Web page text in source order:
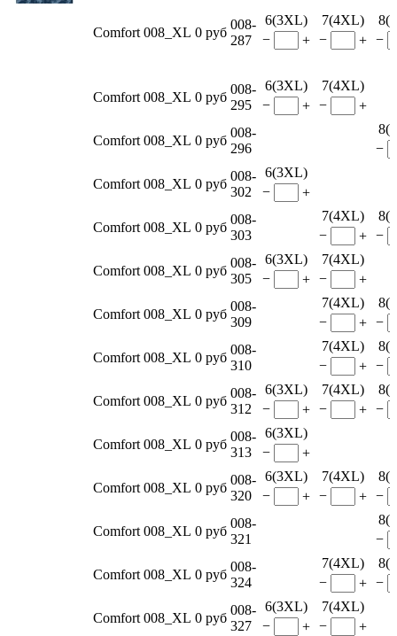
Comfort 008_XL 0 руб
008-
287
6(3XL)
−
+
7(4XL)
−
+ −
Comfort 008_XL 0 руб
008-
295
6(3XL)
−
+
7(4XL)
−
+
Comfort 008_XL 0 руб
008-
296
−
Comfort 008_XL 0 руб
008-
302
6(3XL)
−
+
Comfort 008_XL 0 руб
008-
303
7(4XL)
−
+ −
Comfort 008_XL 0 руб
008-
305
6(3XL)
−
+
7(4XL)
−
+
Comfort 008_XL 0 руб
008-
309
7(4XL)
−
+ −
Comfort 008_XL 0 руб
008-
310
7(4XL)
−
+ −
Comfort 008_XL 0 руб
008-
312
6(3XL)
−
+
7(4XL)
−
+ −
Comfort 008_XL 0 руб
008-
313
6(3XL)
−
+
Comfort 008_XL 0 руб
008-
320
6(3XL)
−
+
7(4XL)
−
+ −
Comfort 008_XL 0 руб
008-
321
−
Comfort 008_XL 0 руб
008-
324
7(4XL)
−
+ −
Comfort 008_XL 0 руб
008-
327
6(3XL)
−
+
7(4XL)
−
+